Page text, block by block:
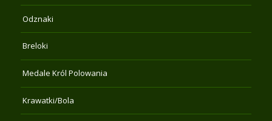
Odznaki
Breloki
Medale Król Polowania
Krawatki/Bola